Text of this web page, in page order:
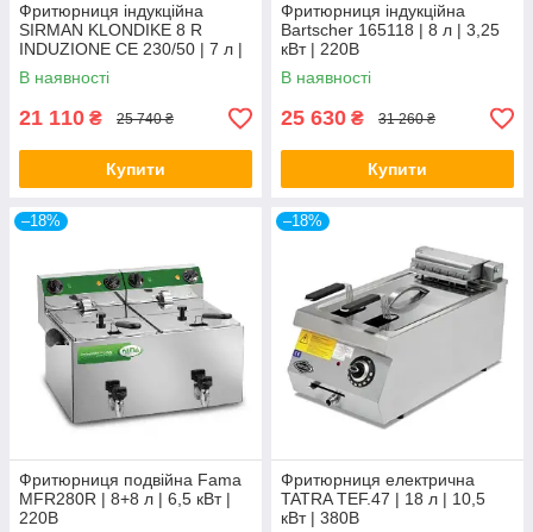
Фритюрниця індукційна
SIRMAN KLONDIKE 8 R
INDUZIONE CE 230/50 | 7 л |
3,5 кВт | 220В
В наявності
21 110 ₴ 25 740 ₴
Купити
Фритюрниця індукційна
Bartscher 165118 | 8 л | 3,25
кВт | 220В
В наявності
25 630 ₴ 31 260 ₴
Купити
–18%
Фритюрниця подвійна Fama
MFR280R | 8+8 л | 6,5 кВт |
220В
–18%
Фритюрниця електрична
TATRA TEF.47 | 18 л | 10,5
кВт | 380В